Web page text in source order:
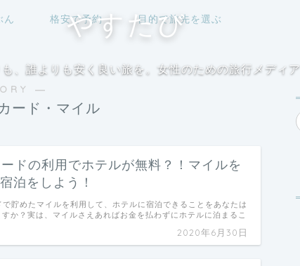
ん 格安で予約 目的で旅先を選ぶ
やすたび
も、誰よりも安く良い旅を。女性のための旅行メディア
―
ード・マイル
ドの利用でホテルが無料？！マイルを
泊をしよう！
2020年6月30日
で貯めたマイルを利用して、ホテルに宿泊できることをあなたは
か？実は、マイルさえあればお金を払わずにホテルに泊まるこ